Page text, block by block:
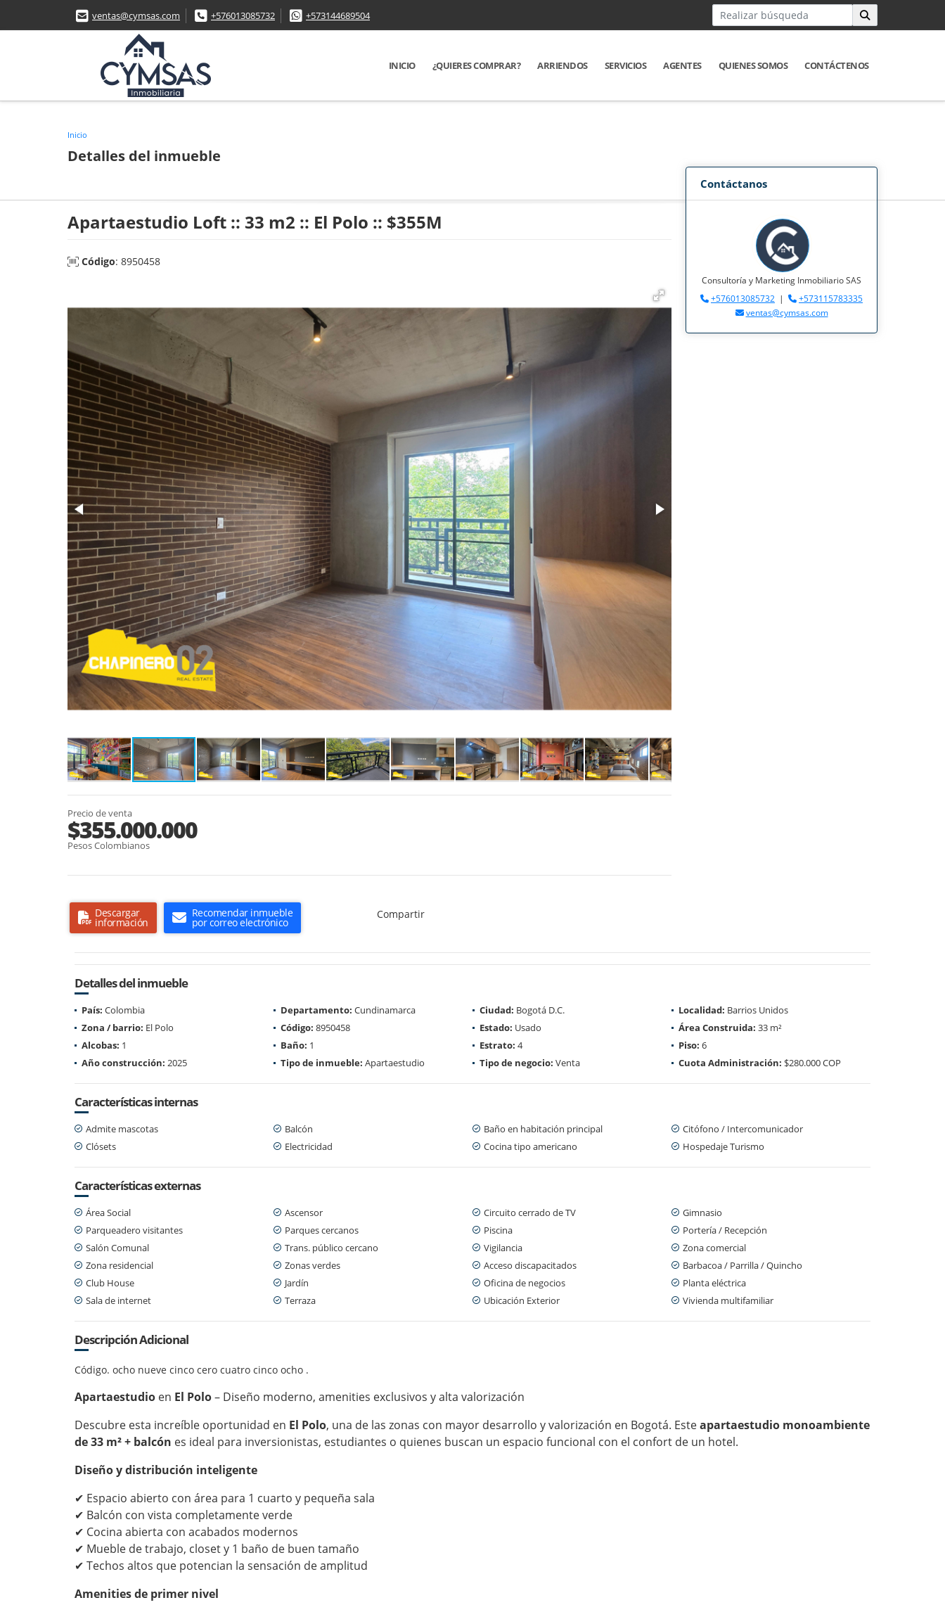
ventas@cymsas.com +576013085732 +573144689504
INICIO ¿QUIERES COMPRAR? ARRIENDOS SERVICIOS AGENTES QUIENES SOMOS CONTÁCTENOS
Inicio
Detalles del inmueble
Apartaestudio Loft :: 33 m2 :: El Polo :: $355M
Código: 8950458
Precio de venta
$355.000.000
Pesos Colombianos
Descargar
información
Recomendar inmueble
por correo electrónico
Compartir
Contáctanos
Consultoría y Marketing Inmobiliario SAS
+576013085732 |
+573115783335
ventas@cymsas.com
Detalles del inmueble
País: Colombia Departamento: Cundinamarca Ciudad: Bogotá D.C. Localidad: Barrios Unidos
Zona / barrio: El Polo Código: 8950458 Estado: Usado Área Construida: 33 m²
Alcobas: 1 Baño: 1 Estrato: 4 Piso: 6
Año construcción: 2025 Tipo de inmueble: Apartaestudio Tipo de negocio: Venta Cuota Administración: $280.000 COP
Características internas
Admite mascotas Balcón Baño en habitación principal
Citófono / Intercomunicador
Clósets
Electricidad Cocina tipo americano Hospedaje Turismo
Características externas
Área Social Ascensor Circuito cerrado de TV
Gimnasio
Parqueadero visitantes
Parques cercanos Piscina
Portería / Recepción
Salón Comunal
Trans. público cercano Vigilancia
Zona comercial
Zona residencial
Zonas verdes Acceso discapacitados
Barbacoa / Parrilla / Quincho
Club House
Jardín Oficina de negocios
Planta eléctrica
Sala de internet
Terraza Ubicación Exterior Vivienda multifamiliar
Descripción Adicional
Código. ocho nueve cinco cero cuatro cinco ocho .
Apartaestudio en El Polo– Diseño moderno, amenities exclusivos y alta valorización
Descubre esta increíble oportunidad en El Polo, una de las zonas con mayor desarrollo y valorización en Bogotá. Esteapartaestudio monoambiente
de 33 m² + balcón es ideal para inversionistas, estudiantes o quienes buscan un espacio funcional con el confort de un hotel.
Diseño y distribución inteligente
✔ Espacio abierto con área para 1 cuarto y pequeña sala
✔ Balcón con vista completamente verde
✔ Cocina abierta con acabados modernos
✔ Mueble de trabajo, closet y 1 baño de buen tamaño
✔ Techos altos que potencian la sensación de amplitud
Amenities de primer nivel